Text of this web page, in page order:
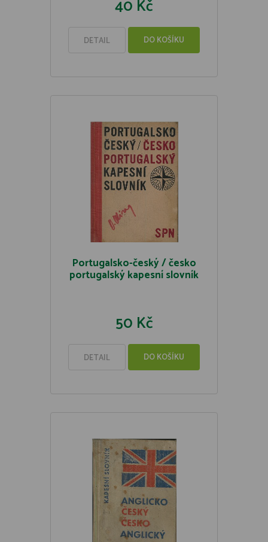
40 Kč
DETAIL DO KOŠÍKU
Portugalsko-český / česko
portugalský kapesní slovník
50 Kč
DETAIL DO KOŠÍKU